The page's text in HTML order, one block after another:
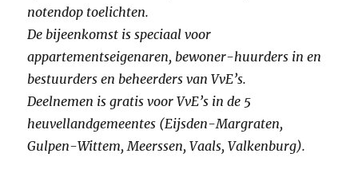
notendop toelichten.
De bijeenkomst is speciaal voor
appartementseigenaren, bewoner-huurders in en
bestuurders en beheerders van VvE’s.
Deelnemen is gratis voor VvE’s in de 5
heuvellandgemeentes (Eijsden-Margraten,
Gulpen-Wittem, Meerssen, Vaals, Valkenburg).